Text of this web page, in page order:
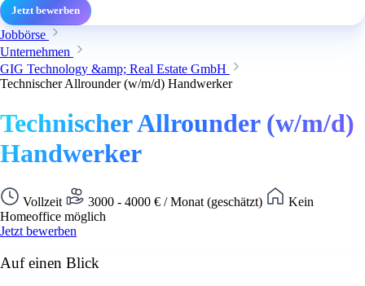
Jetzt bewerben
Jobbörse
Unternehmen
GIG Technology &amp; Real Estate GmbH
Technischer Allrounder (w/m/d) Handwerker
Technischer Allrounder (w/m/d)
Handwerker
Vollzeit 3000 - 4000 € / Monat (geschätzt)
Kein
Homeoffice möglich
Jetzt bewerben
Auf einen Blick